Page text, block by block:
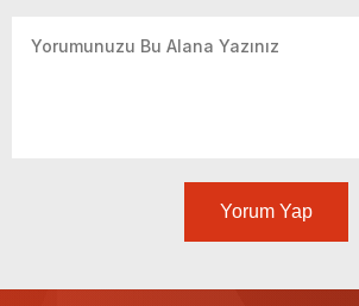
Yorum Yap